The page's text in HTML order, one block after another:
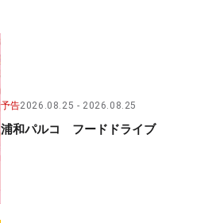
予告2026.08.25 2026.08.25
浦和パルコ フードドライブ